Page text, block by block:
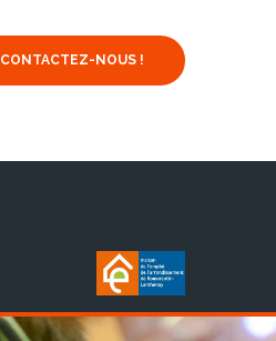
CONTACTEZ-NOUS !